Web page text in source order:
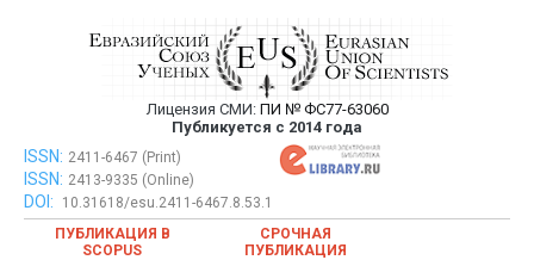
Евразийский Союз Ученых —
публикация научных статей в
ежемесячном научном журнале
Лицензия СМИ: ПИ № ФС77-63060
Публикуется с 2014 года
Евразийский Союз Ученых — публикация научных статей в
ежемесячном научном журнале
ISSN: 2411-6467 (Print)
ISSN: 2413-9335 (Online)
DOI:
10.31618/esu.2411-6467.8.53.1
ПУБЛИКАЦИЯ В
SCOPUS
СРОЧНАЯ
ПУБЛИКАЦИЯ